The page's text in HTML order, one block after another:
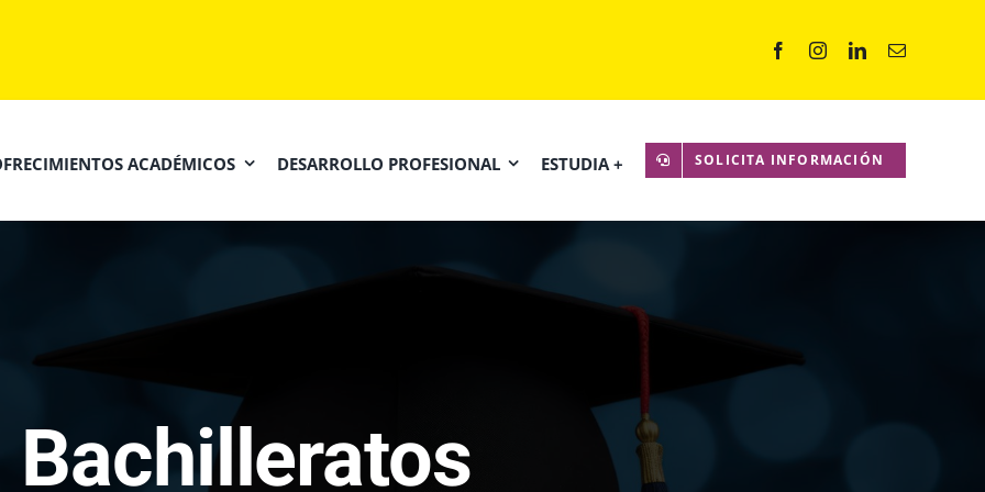
ACADÉMICOS DESARROLLO PROFESIONAL ESTUDIA + SOLICITA INFORMACIÓN
Bachilleratos